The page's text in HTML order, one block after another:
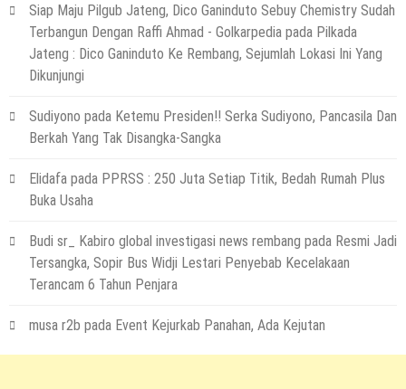
Terpikirkan Orang Awam
14 Maret 2022 bymusa r2b
HEADLINE
Suyuthi
HEADLINE
Dari 20 Ribu Orang
12 November 2021 bymusa r2b
Siap Maju Pilgub Jateng, Dico Ganinduto Sebuy Chemistry Sudah
Terbangun Dengan Raffi Ahmad - Golkarpedia pada Pilkada
Jateng : Dico Ganinduto Ke Rembang, Sejumlah Lokasi Ini Yang
Dikunjungi
Sudiyono pada Ketemu Presiden!! Serka Sudiyono, Pancasila Dan
Berkah Yang Tak Disangka-Sangka
Elidafa pada PPRSS : 250 Juta Setiap Titik, Bedah Rumah Plus
Buka Usaha
Budi sr_ Kabiro global investigasi news rembang pada Resmi Jadi
Tersangka, Sopir Bus Widji Lestari Penyebab Kecelakaan
Terancam 6 Tahun Penjara
musa r2b pada Event Kejurkab Panahan, Ada Kejutan